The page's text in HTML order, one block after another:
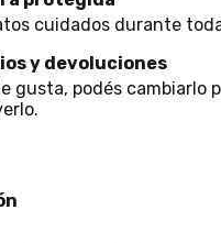
cuidados durante
y devoluciones
gusta, podés cambiarlo